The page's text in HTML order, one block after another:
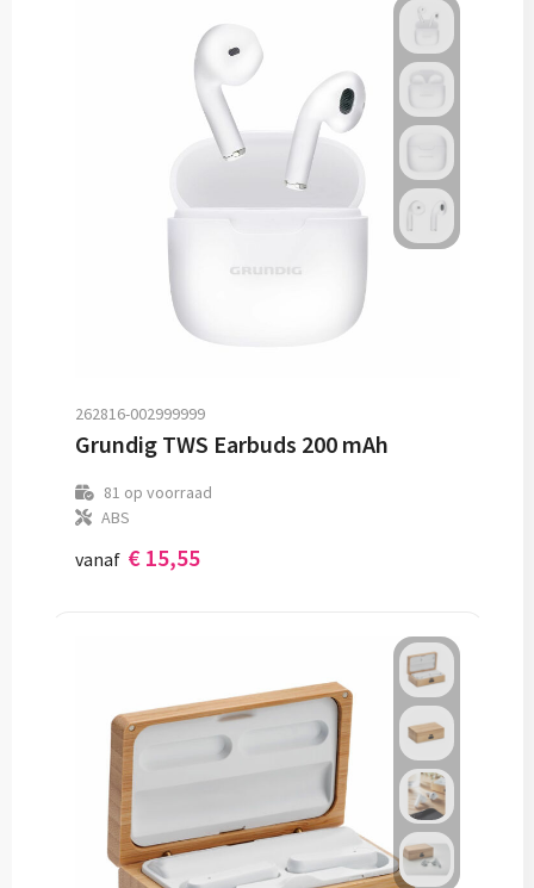
262816-002999999
Grundig TWS Earbuds 200 mAh
81 op voorraad
ABS
vanaf € 15,55